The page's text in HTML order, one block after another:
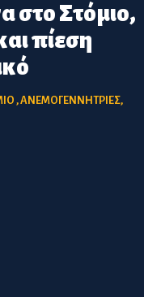
στο Στόμιο,
πίεση
,ΑΝΕΜΟΓΕΝΝΗΤΡΙΕΣ,